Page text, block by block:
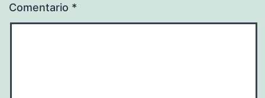
Comentario *